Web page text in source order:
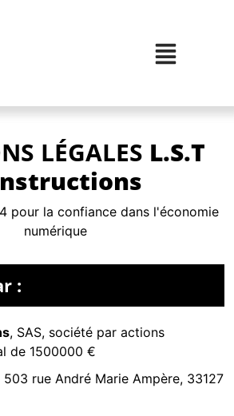
LÉGALES L.S.T
pour la confiance dans l'économie
numérique
:
, SAS, société par actions
de 1500000 €
503 rue André Marie Ampère, 33127